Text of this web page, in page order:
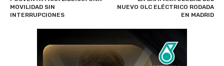
MOVILIDAD SIN
INTERRUPCIONES
NUEVO GLC ELÉCTRICO RODADA
EN MADRID